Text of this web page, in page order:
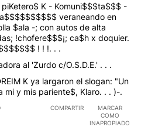
K - Komuni$$$ta$$$ -
veraneando en
$ala -; con autos de alta
!chofere$$$¡; ca$h x doquier.
! ! !. . .
al 'Zurdo c/O.S.D.E.' . . .
K ya largaron el slogan: "Un
mi y mis pariente$, Klaro. . . )-.
COMPARTIR
MARCAR
COMO
INAPROPIADO